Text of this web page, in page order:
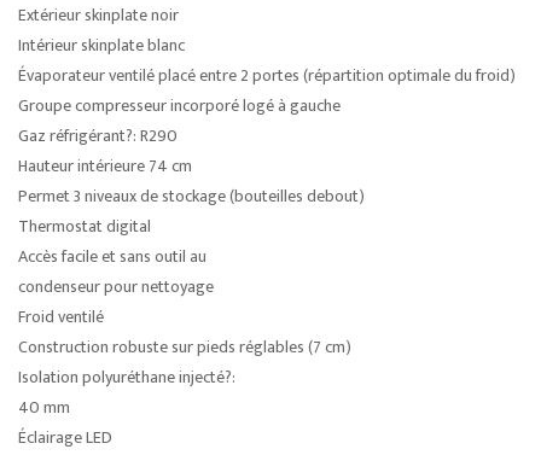
Extérieur skinplate noir
Intérieur skinplate blanc
Évaporateur ventilé placé entre 2 portes (répartition optimale du froid)
Groupe compresseur incorporé logé à gauche
Gaz réfrigérant?: R290
Hauteur intérieure 74 cm
Permet 3 niveaux de stockage (bouteilles debout)
Thermostat digital
Accès facile et sans outil au
condenseur pour nettoyage
Froid ventilé
Construction robuste sur pieds réglables (7 cm)
Isolation polyuréthane injecté?:
40 mm
Éclairage LED